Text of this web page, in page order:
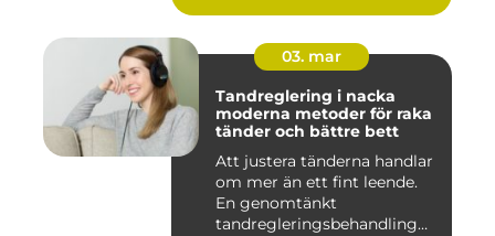
03. mar
Tandreglering i nacka
moderna metoder för raka
tänder och bättre bett
Att justera tänderna handlar
om mer än ett fint leende.
En genomtänkt
tandregleringsbehandling